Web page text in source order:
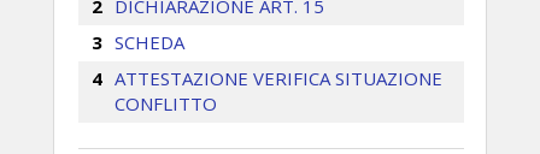
DICHIARAZIONE ART. 15
SCHEDA
ATTESTAZIONE VERIFICA SITUAZIONE
CONFLITTO